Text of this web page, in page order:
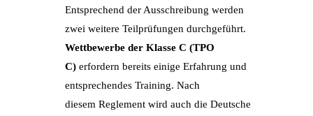
Entsprechend der Ausschreibung werden
zwei weitere Teilprüfungen durchgeführt.
Wettbewerbe der Klasse C (TPO
C)erfordern bereits einige Erfahrung und
entsprechendes Training. Nach
diesem Reglement wird auch die Deutsche